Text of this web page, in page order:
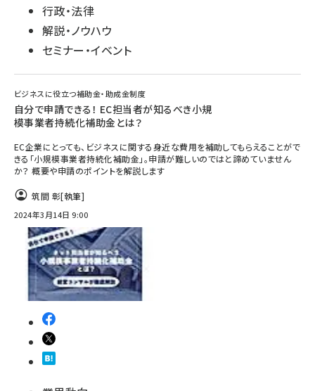
行政・法律
解説・ノウハウ
セミナー・イベント
ビジネスに役立つ補助金・助成金制度
自分で申請できる！ EC担当者が知るべき小規
模事業者持続化補助金とは？
EC企業にとっても、ビジネスに関する身近な費用を補助してもらえることがで
きる「小規模事業者持続化補助金」。申請が難しいのではと諦めていません
か？ 概要や申請のポイントを解説します
筑間 彰[執筆]
2024年3月14日 9:00